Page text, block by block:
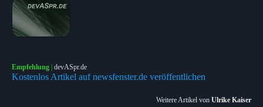
Empfehlung | devASpr.de
Kostenlos Artikel auf newsfenster.de veröffentlichen
Weitere Artikel von Ulrike Kaiser